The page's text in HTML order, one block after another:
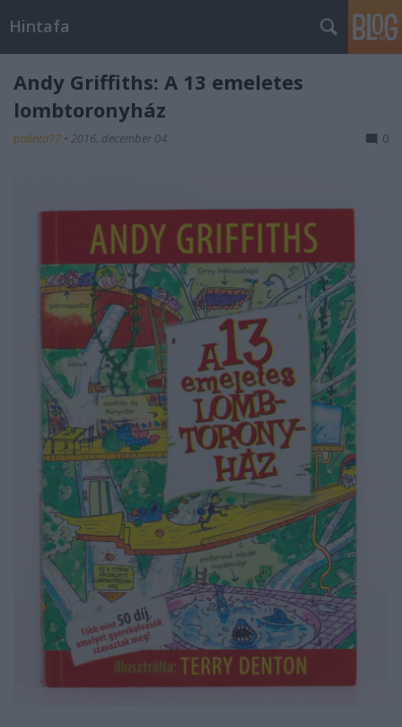
Hintafa
Andy Griffiths: A 13 emeletes
lombtoronyház
palinta77 • 2016. december 04. 0